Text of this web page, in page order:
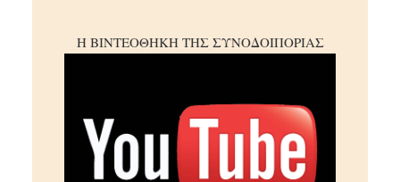
Η ΒΙΝΤΕΟΘΗΚΗ ΤΗΣ ΣΥΝΟΔΟΙΠΟΡΙΑΣ